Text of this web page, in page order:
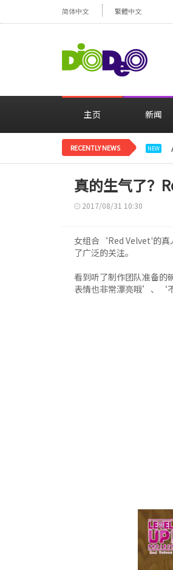
简体中文 繁體中文
主页 新闻
RECENTLY NEWS NEW
真的生气了？
2017/08/31 10:30
女组合‘Red Velvet'的真
了广泛的关注。
看到听了制作团队准备
表情也非常漂亮哦’、‘